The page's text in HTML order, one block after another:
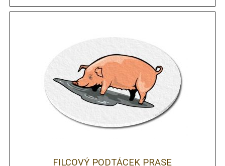
FILCOVÝ PODTÁCEK PRASE